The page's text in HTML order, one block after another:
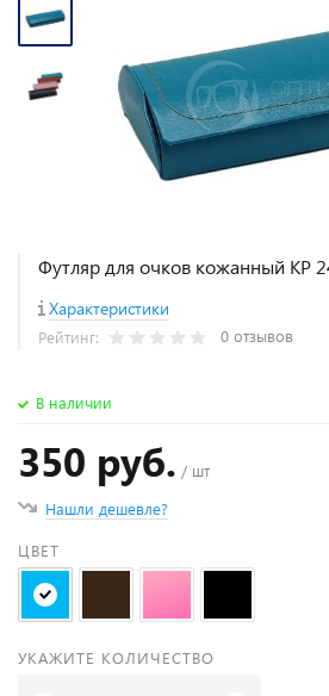
Футляр для очков кожанный KP
Характеристики
Рейтинг: 0 отзывов
В наличии
350 руб. / шт
Нашли дешевле?
ЦВЕТ
УКАЖИТЕ КОЛИЧЕСТВО